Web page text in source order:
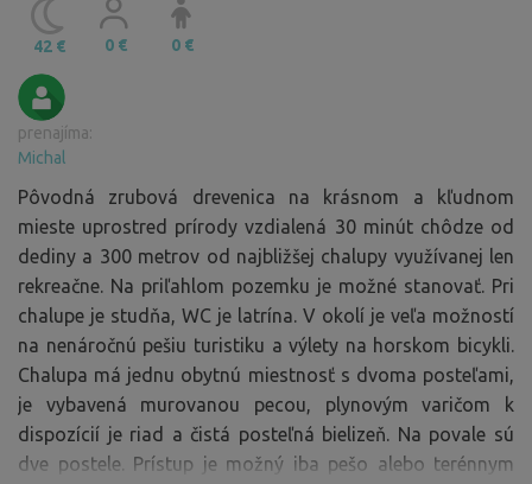
42 € 0 € 0 €
prenajíma:
Michal
Pôvodná zrubová drevenica na krásnom a kľudnom
mieste uprostred prírody vzdialená 30 minút chôdze od
dediny a 300 metrov od najbližšej chalupy využívanej len
rekreačne. Na priľahlom pozemku je možné stanovať. Pri
chalupe je studňa, WC je latrína. V okolí je veľa možností
na nenáročnú pešiu turistiku a výlety na horskom bicykli.
Chalupa má jednu obytnú miestnosť s dvoma posteľami,
je vybavená murovanou pecou, plynovým varičom k
dispozícií je riad a čistá posteľná bielizeň. Na povale sú
dve postele. Prístup je možný iba pešo alebo terénnym